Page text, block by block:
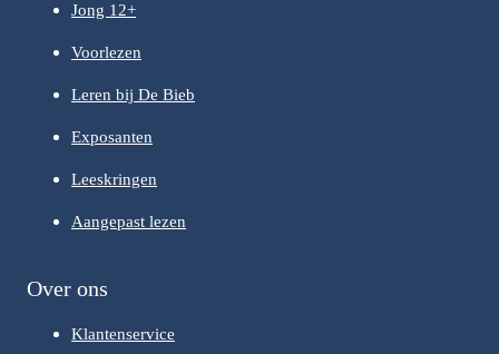
Jong 12+
Voorlezen
Leren bij De Bieb
Exposanten
Leeskringen
Aangepast lezen
Over ons
Klantenservice